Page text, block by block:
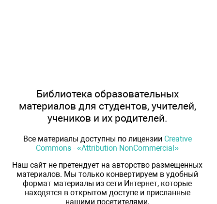
Библиотека образовательных
материалов для студентов, учителей,
учеников и их родителей.
Все материалы доступны по лицензии Creative
Commons - «Attribution-NonCommercial»
Наш сайт не претендует на авторство размещенных
материалов. Мы только конвертируем в удобный
формат материалы из сети Интернет, которые
находятся в открытом доступе и присланные
нашими посетителями.